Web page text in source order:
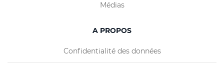
Médias
A PROPOS
Confidentialité des données